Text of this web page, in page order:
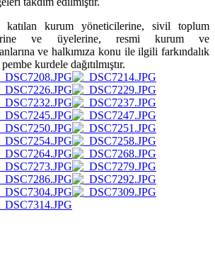
katılan kurum yöneticilerine, sivil toplum
ve üyelerine, resmi kurum ve
ve halkımıza konu ile ilgili farkındalık
kurdele dağıtılmıştır.